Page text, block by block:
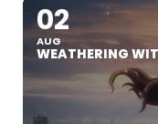
02
AUG
WEATHERING